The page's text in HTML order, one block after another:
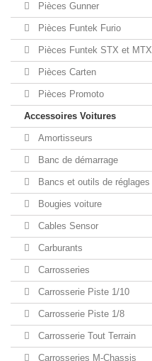
Pièces Gunner
Pièces Funtek Furio
Pièces Funtek STX et MTX
Pièces Carten
Pièces Promoto
Accessoires Voitures
Amortisseurs
Banc de démarrage
Bancs et outils de réglages
Bougies voiture
Cables Sensor
Carburants
Carrosseries
Carrosserie Piste 1/10
Carrosserie Piste 1/8
Carrosserie Tout Terrain
Carrosseries M-Chassis